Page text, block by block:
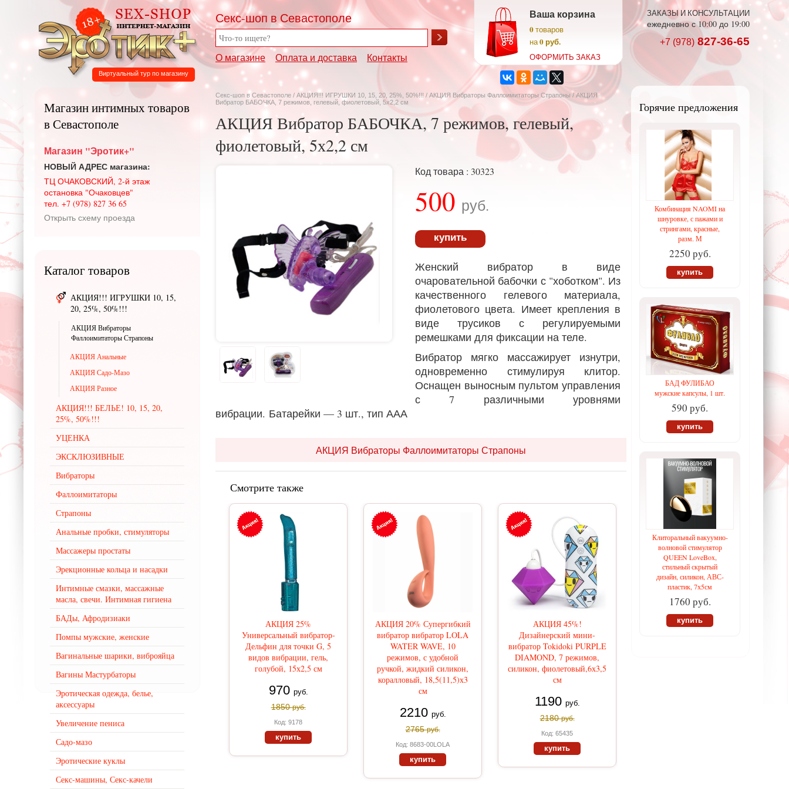
Секс-шоп в Севастополе
О магазине Оплата и доставка Контакты
Ваша корзина
0товаров
на0 руб.
ОФОРМИТЬ ЗАКАЗ
ЗАКАЗЫ И КОНСУЛЬТАЦИИ
ежедневно с 10:00 до 19:00
+7 (978) 827-36-65
Виртуальный тур по магазину
Секс-шоп в Севастополе / АКЦИЯ!!! ИГРУШКИ 10, 15, 20, 25%, 50%!!! / АКЦИЯ Вибраторы Фаллоимитаторы Страпоны / АКЦИЯ
Вибратор БАБОЧКА, 7 режимов, гелевый, фиолетовый, 5х2,2 см
АКЦИЯ Вибратор БАБОЧКА, 7 режимов, гелевый,
фиолетовый, 5х2,2 см
Код товара : 30323
500 руб.
купить
Женский вибратор в виде
очаровательной бабочки с "хоботком". Из
качественного гелевого материала,
фиолетового цвета. Имеет крепления в
виде трусиков с регулируемыми
ремешками для фиксации на теле.
Вибратор мягко массажирует изнутри,
одновременно стимулируя клитор.
Оснащен выносным пультом управления
с 7 различными уровнями
вибрации. Батарейки — 3 шт., тип ААА
АКЦИЯ Вибраторы Фаллоимитаторы Страпоны
Смотрите также
АКЦИЯ 25%
Универсальный вибратор-
Дельфин для точки G, 5
видов вибрации, гель,
голубой, 15х2,5 см
970 руб.
1850руб.
Код: 9178
купить
АКЦИЯ 20% Супергибкий
вибратор вибратор LOLA
WATER WAVE, 10
режимов, с удобной
ручкой, жидкий силикон,
коралловый, 18,5(11,5)х3
см
2210 руб.
2765руб.
Код: 8683-00LOLA
купить
АКЦИЯ 45%!
Дизайнерский мини-
вибратор Tokidoki PURPLE
DIAMOND, 7 режимов,
силикон, фиолетовый,6х3,5
см
1190 руб.
2180руб.
Код: 65435
купить
Горячие предложения
Комбинация NAOMI на
шнуровке, с пажами и
стрингами, красные,
разм. М
2250 руб.
купить
БАД ФУЛИБАО
мужские капсулы, 1 шт.
590 руб.
купить
Клиторальный вакуумно-
волновой стимулятор
QUEEN LoveBox,
стильный скрытый
дизайн, силикон, АВС-
пластик, 7х5см
1760 руб.
купить
Магазин интимных товаров
в Севастополе
Магазин "Эротик+"
НОВЫЙ АДРЕС магазина:
ТЦ ОЧАКОВСКИЙ, 2-й этаж
остановка "Очаковцев"
тел. +7 (978) 827 36 65
Открыть схему проезда
Каталог товаров
АКЦИЯ!!! ИГРУШКИ 10, 15,
20, 25%, 50%!!!
АКЦИЯ Вибраторы
Фаллоимитаторы Страпоны
АКЦИЯ Анальные
АКЦИЯ Садо-Мазо
АКЦИЯ Разное
АКЦИЯ!!! БЕЛЬЕ! 10, 15, 20,
25%, 50%!!!
УЦЕНКА
ЭКСКЛЮЗИВНЫЕ
Вибраторы
Фаллоимитаторы
Страпоны
Анальные пробки, стимуляторы
Массажеры простаты
Эрекционные кольца и насадки
Интимные смазки, массажные
масла, свечи. Интимная гигиена
БАДы, Афродизиаки
Помпы мужские, женские
Вагинальные шарики, виброяйца
Вагины Мастурбаторы
Эротическая одежда, белье,
аксессуары
Увеличение пениса
Садо-мазо
Эротические куклы
Секс-машины, Секс-качели